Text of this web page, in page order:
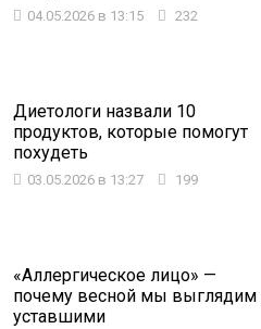
04.05.2026 в 13:15 232
Диетологи назвали 10
продуктов, которые помогут
похудеть
03.05.2026 в 13:27 199
«Аллергическое лицо» —
почему весной мы выглядим
уставшими